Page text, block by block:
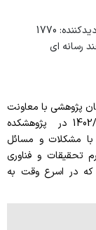
1770
رسانه ای
پژوهشی با معاونت
محترم تحقیقات و فناوری دانشگاه در مورخ 1402/10/11 در پژوهشکده
با مشکلات و مسائل
تحقیقات و فناوری
که در اسرع وقت به